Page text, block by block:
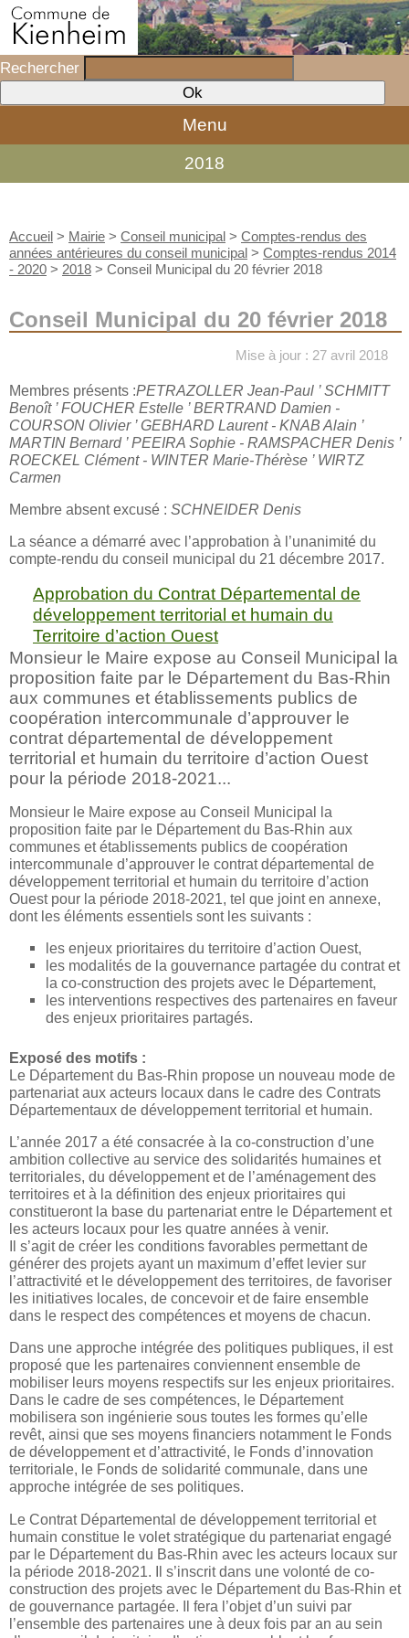
Rechercher
Menu
2018
Accueil > Mairie > Conseil municipal > Comptes-rendus des
années antérieures du conseil municipal > Comptes-rendus 2014
- 2020 > 2018 > Conseil Municipal du 20 février 2018
Conseil Municipal du 20 février 2018
Mise à jour : 27 avril 2018
Membres présents :PETRAZOLLER Jean-Paul ’ SCHMITT
Benoît ’ FOUCHER Estelle ’ BERTRAND Damien -
COURSON Olivier ’ GEBHARD Laurent - KNAB Alain ’
MARTIN Bernard ’ PEEIRA Sophie - RAMSPACHER Denis ’
ROECKEL Clément - WINTER Marie-Thérèse ’ WIRTZ
Carmen
Membre absent excusé : SCHNEIDER Denis
La séance a démarré avec l’approbation à l’unanimité du
compte-rendu du conseil municipal du 21 décembre 2017.
Approbation du Contrat Départemental de
développement territorial et humain du
Territoire d’action Ouest
Monsieur le Maire expose au Conseil Municipal la
proposition faite par le Département du Bas-Rhin
aux communes et établissements publics de
coopération intercommunale d’approuver le
contrat départemental de développement
territorial et humain du territoire d’action Ouest
pour la période 2018-2021...
Monsieur le Maire expose au Conseil Municipal la
proposition faite par le Département du Bas-Rhin aux
communes et établissements publics de coopération
intercommunale d’approuver le contrat départemental de
développement territorial et humain du territoire d’action
Ouest pour la période 2018-2021, tel que joint en annexe,
dont les éléments essentiels sont les suivants :
les enjeux prioritaires du territoire d’action Ouest,
les modalités de la gouvernance partagée du contrat et
la co-construction des projets avec le Département,
les interventions respectives des partenaires en faveur
des enjeux prioritaires partagés.
Exposé des motifs :
Le Département du Bas-Rhin propose un nouveau mode de
partenariat aux acteurs locaux dans le cadre des Contrats
Départementaux de développement territorial et humain.
L’année 2017 a été consacrée à la co-construction d’une
ambition collective au service des solidarités humaines et
territoriales, du développement et de l’aménagement des
territoires et à la définition des enjeux prioritaires qui
constitueront la base du partenariat entre le Département et
les acteurs locaux pour les quatre années à venir.
Il s’agit de créer les conditions favorables permettant de
générer des projets ayant un maximum d’effet levier sur
l’attractivité et le développement des territoires, de favoriser
les initiatives locales, de concevoir et de faire ensemble
dans le respect des compétences et moyens de chacun.
Dans une approche intégrée des politiques publiques, il est
proposé que les partenaires conviennent ensemble de
mobiliser leurs moyens respectifs sur les enjeux prioritaires.
Dans le cadre de ses compétences, le Département
mobilisera son ingénierie sous toutes les formes qu’elle
revêt, ainsi que ses moyens financiers notamment le Fonds
de développement et d’attractivité, le Fonds d’innovation
territoriale, le Fonds de solidarité communale, dans une
approche intégrée de ses politiques.
Le Contrat Départemental de développement territorial et
humain constitue le volet stratégique du partenariat engagé
par le Département du Bas-Rhin avec les acteurs locaux sur
la période 2018-2021. Il s’inscrit dans une volonté de co-
construction des projets avec le Département du Bas-Rhin et
de gouvernance partagée. Il fera l’objet d’un suivi par
l’ensemble des partenaires une à deux fois par an au sein